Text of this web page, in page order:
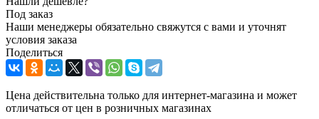
Под заказ
Наши менеджеры обязательно свяжутся с вами и уточнят
условия заказа
Поделиться
Цена действительна только для интернет-магазина и может
отличаться от цен в розничных магазинах